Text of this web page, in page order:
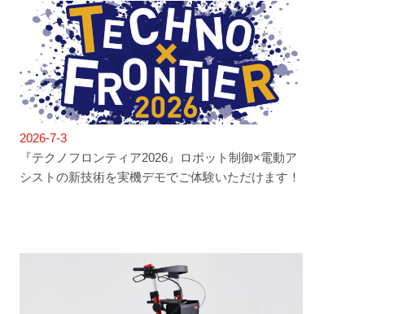
2026-7-3
『テクノフロンティア2026』ロボット制御×電動ア
シストの新技術を実機デモでご体験いただけます！